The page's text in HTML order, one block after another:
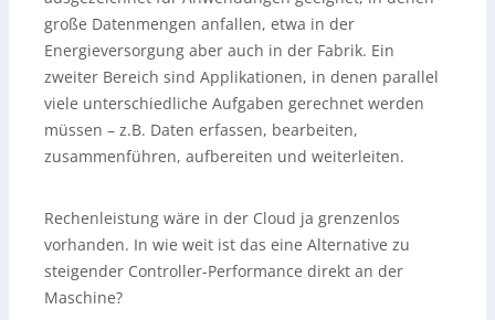
große Datenmengen anfallen, etwa in der
Energieversorgung aber auch in der Fabrik. Ein
zweiter Bereich sind Applikationen, in denen parallel
viele unterschiedliche Aufgaben gerechnet werden
müssen – z.B. Daten erfassen, bearbeiten,
zusammenführen, aufbereiten und weiterleiten.
Rechenleistung wäre in der Cloud ja grenzenlos
vorhanden. In wie weit ist das eine Alternative zu
steigender Controller-Performance direkt an der
Maschine?